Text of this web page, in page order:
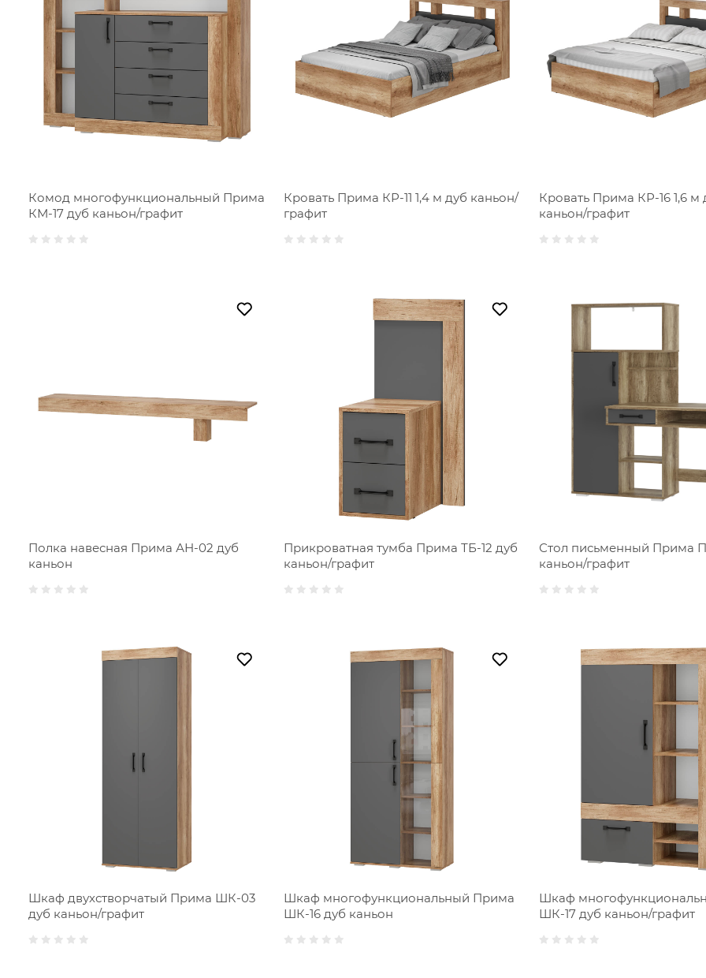
Комод многофункциональный Прима
КМ-17 дуб каньон/графит
Кровать Прима КР-11 1,4 м дуб каньон/
графит
Кровать Прима КР-16 1,6 м
каньон/графит
Полка навесная Прима АН-02 дуб
каньон
Прикроватная тумба Прима ТБ-12 дуб
каньон/графит
Стол письменный Прима
каньон/графит
Шкаф двухстворчатый Прима ШК-03
дуб каньон/графит
Шкаф многофункциональный Прима
ШК-16 дуб каньон
Шкаф
ШК-17 дуб каньон/графит